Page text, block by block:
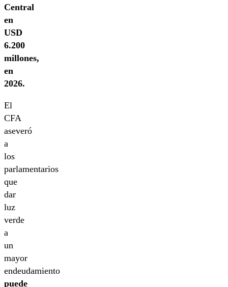
Central
en
USD
6.200
millones,
en
2026.
El
CFA
aseveró
a
los
parlamentarios
que
dar
luz
verde
a
un
mayor
endeudamiento
puede